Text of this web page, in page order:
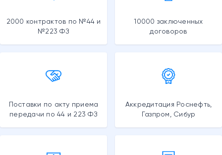
2000 контрактов по №44 и
№223 ФЗ
10000 заключенных
договоров
Поставки по акту приема
передачи по 44 и 223 ФЗ
Аккредитация Роснефть,
Газпром, Сибур